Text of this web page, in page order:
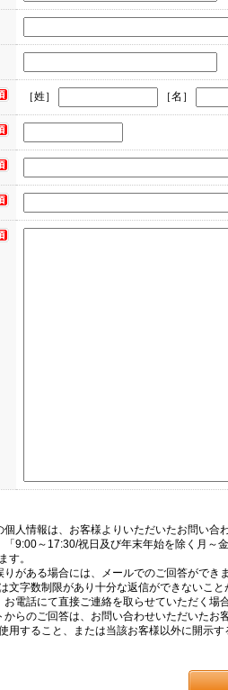
［姓］ ［名］
人情報は、お客様よりいただいたお問い合
9:00～17:30/祝日及び年末年始を除く月～
す。
がある場合には、メールでのご回答がで
文字数制限があり十分な返信ができないこ
電話にて直接ご連絡を取らせていただく場
らのご回答は、お問い合わせいただいた
用すること、または当該お客様以外に開示す